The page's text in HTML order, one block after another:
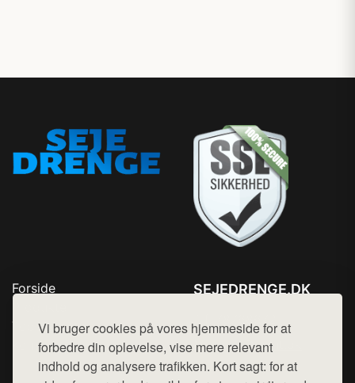
Vi bruger cookies på vores hjemmeside for at
forbedre din oplevelse, vise mere relevant
indhold og analysere trafikken. Kort sagt: for at
Forside
Top Rabatter
Kontakt
SEJEDRENGE.DK
Mail: hej@want.dk
Cookie- og privatlivspolitik